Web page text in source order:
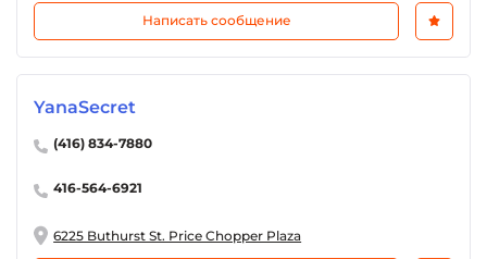
Написать сообщение
YanaSecret
(416) 834-7880
416-564-6921
6225 Buthurst St. Price Chopper Plaza